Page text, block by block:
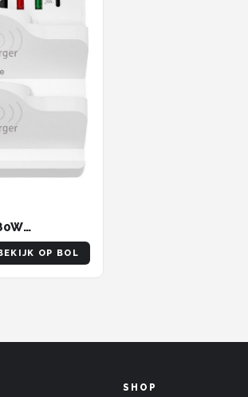
–PD 3.0
3.0 18W -
Dubbele
OP BOL
SHOP